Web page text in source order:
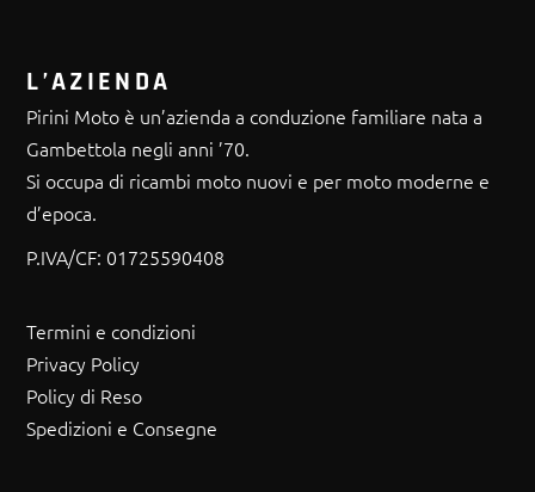
L’AZIENDA
Pirini Moto è un’azienda a conduzione familiare nata a
Gambettola negli anni ’70.
Si occupa di ricambi moto nuovi e per moto moderne e
d’epoca.
P.IVA/CF: 01725590408
Termini e condizioni
Privacy Policy
Policy di Reso
Spedizioni e Consegne